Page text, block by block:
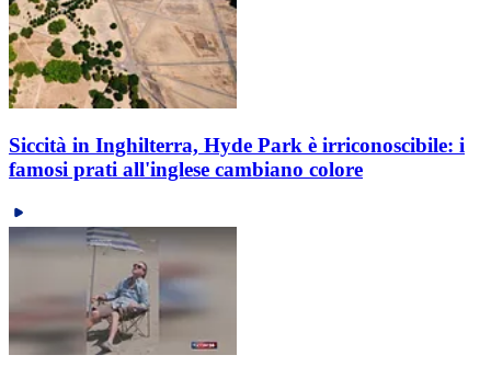
Siccità in Inghilterra, Hyde Park è irriconoscibile: i
famosi prati all'inglese cambiano colore